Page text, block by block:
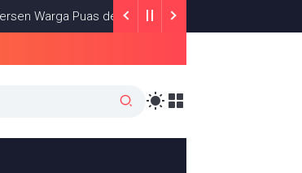
Puas dengan Satu Tahun Kinerja Bupati Lombok